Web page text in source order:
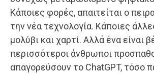
Κάποιες φορές, απαιτείται ο
την νέα τεχνολογία. Κάποιες
μολύβι και χαρτί. Αλλά ένα είναι
περισσότεροι άνθρωποι
απαγορεύσουν το ChatGPT, τόσο